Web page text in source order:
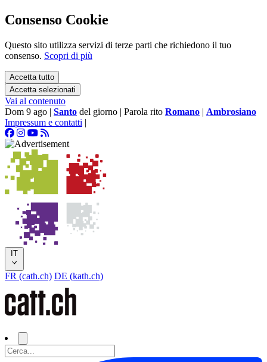
Consenso Cookie
Questo sito utilizza servizi di terze parti che richiedono il tuo
consenso. Scopri di più
Accetta tutto
Accetta selezionati
Vai al contenuto
Dom 9 ago | Santo del giorno | Parola rito Romano | Ambrosiano
Impressum e contatti |
IT
FR (cath.ch) DE (kath.ch)